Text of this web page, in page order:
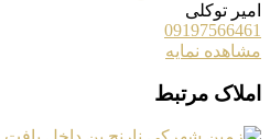
امیر توکلی
09197566461
مشاهده نمایه
املاک مرتبط